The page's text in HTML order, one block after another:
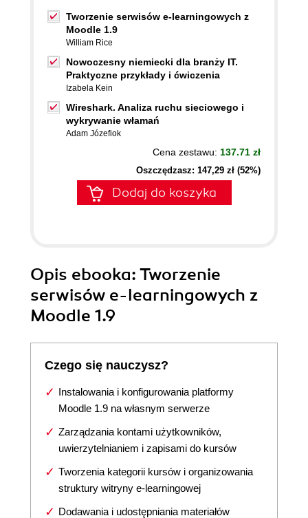
Tworzenie serwisów e-learningowych z
Moodle 1.9
William Rice
Nowoczesny niemiecki dla branży IT.
Praktyczne przykłady i ćwiczenia
Izabela Kein
Wireshark. Analiza ruchu sieciowego i
wykrywanie włamań
Adam Józefiok
Cena zestawu: 137.71 zł
Oszczędzasz: 147,29 zł (52%)
Dodaj do koszyka
Opis ebooka: Tworzenie
serwisów e-learningowych z
Moodle 1.9
Czego się nauczysz?
Instalowania i konfigurowania platformy
Moodle 1.9 na własnym serwerze
Zarządzania kontami użytkowników,
uwierzytelnianiem i zapisami do kursów
Tworzenia kategorii kursów i organizowania
struktury witryny e-learningowej
Dodawania i udostępniania materiałów